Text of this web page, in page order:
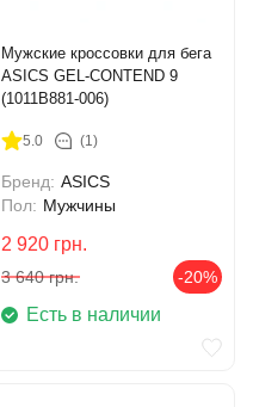
Мужские кроссовки для бега
ASICS GEL-CONTEND 9
(1011B881-006)
5.0 (1)
Бренд: ASICS
Пол: Мужчины
2 920 грн.
3 640 грн. -20%
Есть в наличии